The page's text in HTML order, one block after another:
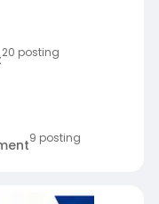
20 posting
9 posting